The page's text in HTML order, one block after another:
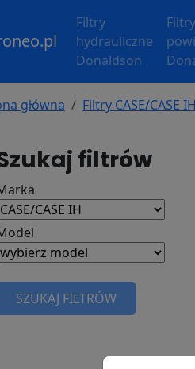
Filtry
hydrauliczne
Donaldson
Filtry
główna Filtry CASE/CASE IH
filtrów
SZUKAJ FILTRÓW